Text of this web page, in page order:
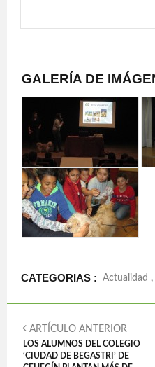
GALERÍA DE
CATEGORIAS : Actualidad ,
ARTÍCULO ANTERIOR
LOS ALUMNOS DEL COLEGIO
‘CIUDAD DE BEGASTRI’ DE